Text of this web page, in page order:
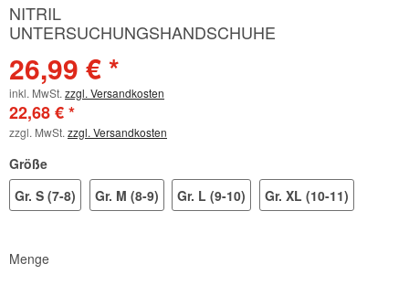
NITRIL
UNTERSUCHUNGSHANDSCHUHE
26,99 € *
inkl. MwSt. zzgl. Versandkosten
22,68 € *
zzgl. MwSt. zzgl. Versandkosten
Größe
Gr. S (7-8)
Gr. M (8-9) Gr. L (9-10) Gr. XL (10-11)
Menge